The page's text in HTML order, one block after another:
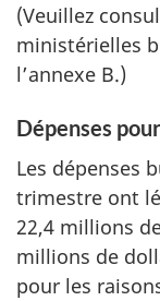
(Veuillez
ministérielles
l’annexe B.)
Dépenses
Les dépenses
trimestre ont
22,4 millions
millions de
pour les